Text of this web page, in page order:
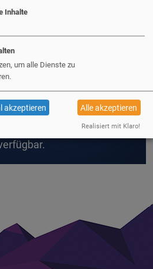
11 ist da!
neueste Fortsetzung des
Blockbusters ist ab heute
Inhalte
um alle Dienste zu
akzeptieren Alle akzeptieren
Realisiert mit Klaro!